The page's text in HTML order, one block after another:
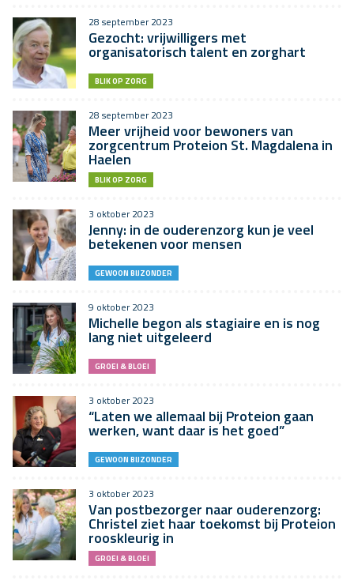
28 september 2023
Gezocht: vrijwilligers met
organisatorisch talent en zorghart
BLIK OP ZORG
28 september 2023
Meer vrijheid voor bewoners van
zorgcentrum Proteion St. Magdalena in
Haelen
BLIK OP ZORG
3 oktober 2023
Jenny: in de ouderenzorg kun je veel
betekenen voor mensen
GEWOON BIJZONDER
9 oktober 2023
Michelle begon als stagiaire en is nog
lang niet uitgeleerd
GROEI & BLOEI
3 oktober 2023
“Laten we allemaal bij Proteion gaan
werken, want daar is het goed”
GEWOON BIJZONDER
3 oktober 2023
Van postbezorger naar ouderenzorg:
Christel ziet haar toekomst bij Proteion
rooskleurig in
GROEI & BLOEI